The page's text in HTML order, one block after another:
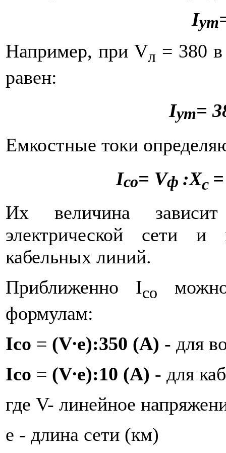
Iут
Например, при Vл = 380
равен:
Iут=
Емкостные токи
Iсо= Vф :Xc
Их величина
электрической сети и
кабельных линий.
Приближенно Iсо
формулам:
Ico = (V∙e):350 (A) - для
Ico = (V∙e):10 (A) - для
где V- линейное
е - длина сети (км)